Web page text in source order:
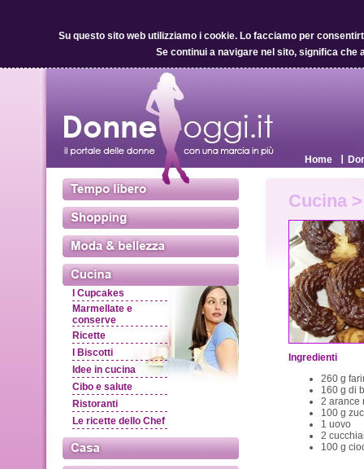
Su questo sito web utilizziamo i cookie.Lo facciamo per
Se continui a navigare nel sito, significa che
Home
I Cupcakes
Marmellate e
conserve
Ricette
I Biscotti
Idee in cucina
Cibo e salute
Ristoranti
Le ricette dello Chef
Cucina
Ingredienti
260 g
160 g di
2 arance
100 g
1 uovo
2
100 g